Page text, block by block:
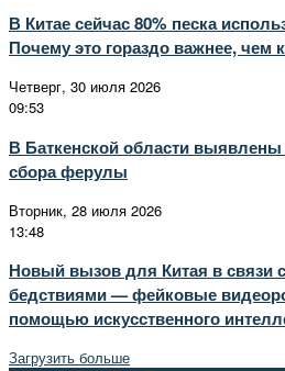
В Китае сейчас 80% песка
Почему это гораздо важнее, чем
Четверг, 30 июля 2026
09:53
В Баткенской области
сбора ферулы
Вторник, 28 июля 2026
13:48
Новый вызов для Китая в связи
бедствиями — фейковые
помощью искусственного
Загрузить больше